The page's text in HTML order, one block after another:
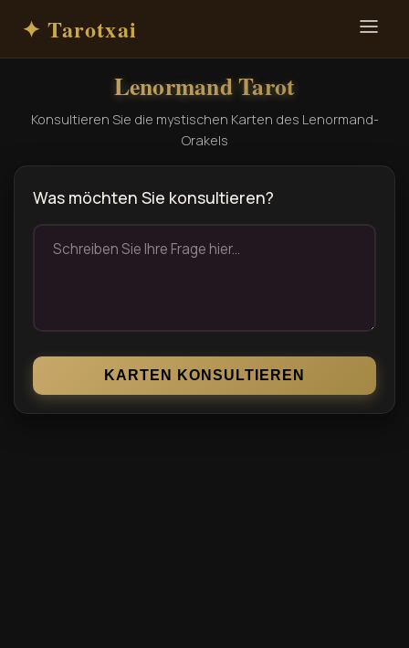
✦ Tarotxai
Lenormand Tarot
Konsultieren Sie die mystischen Karten des Lenormand-
Orakels
Was möchten Sie konsultieren?
KARTEN KONSULTIEREN